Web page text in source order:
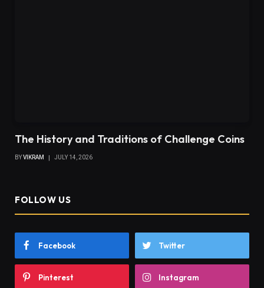
The History and Traditions of Challenge Coins
BYVIKRAM JULY 14, 2026
FOLLOW US
Facebook Twitter
Pinterest Instagram